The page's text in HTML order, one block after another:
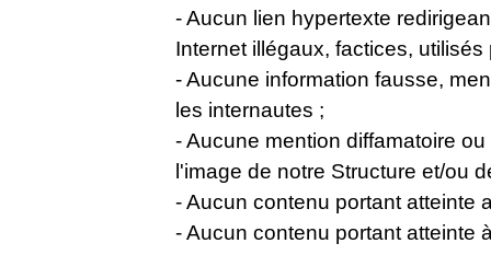
- Aucun lien hypertexte
Internet illégaux, factices,
- Aucune information fausse,
les internautes ;
- Aucune mention diffamatoire
l'image de notre Structure et/ou
- Aucun contenu portant atteinte
- Aucun contenu portant atteinte